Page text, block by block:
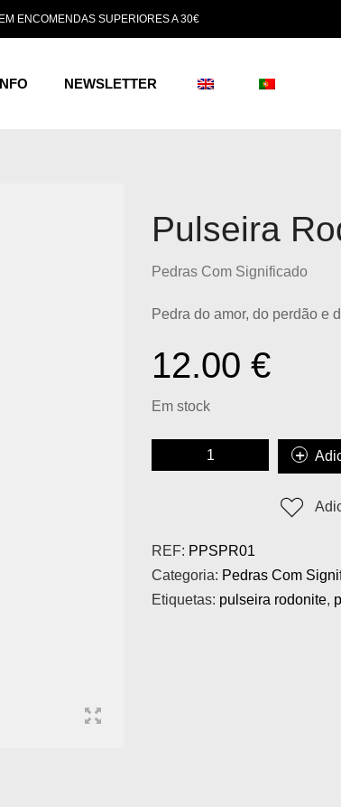
ENCOMENDAS SUPERIORES A 30€
NEWSLETTER
Pulseira
Pedras Com Significado
Pedra do amor, do perdão e
12.00 €
Em stock
REF: PPSPR01
Categoria: Pedras Com
Etiquetas: pulseira rodonite,